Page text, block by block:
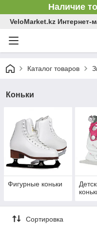
Наличие
VeloMarket.kz Интернет-
Каталог товаров
Коньки
Фигурные коньки
Сортировка